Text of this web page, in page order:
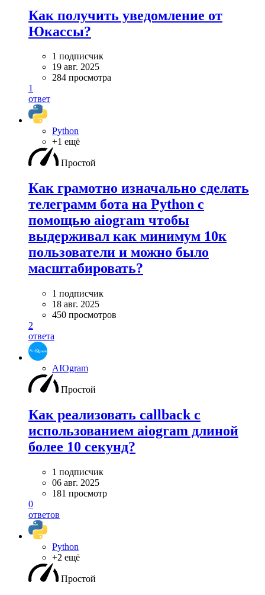
Как получить уведомление от
Юкассы?
1 подписчик
19 авг. 2025
284 просмотра
1
ответ
Python
+1 ещё
Простой
Как грамотно изначально сделать
телеграмм бота на Python с
помощью aiogram чтобы
выдерживал как минимум 10к
пользователи и можно было
масштабировать?
1 подписчик
18 авг. 2025
450 просмотров
2
ответа
AIOgram
Простой
Как реализовать callback c
использованием aiogram длиной
более 10 секунд?
1 подписчик
06 авг. 2025
181 просмотр
0
ответов
Python
+2 ещё
Простой